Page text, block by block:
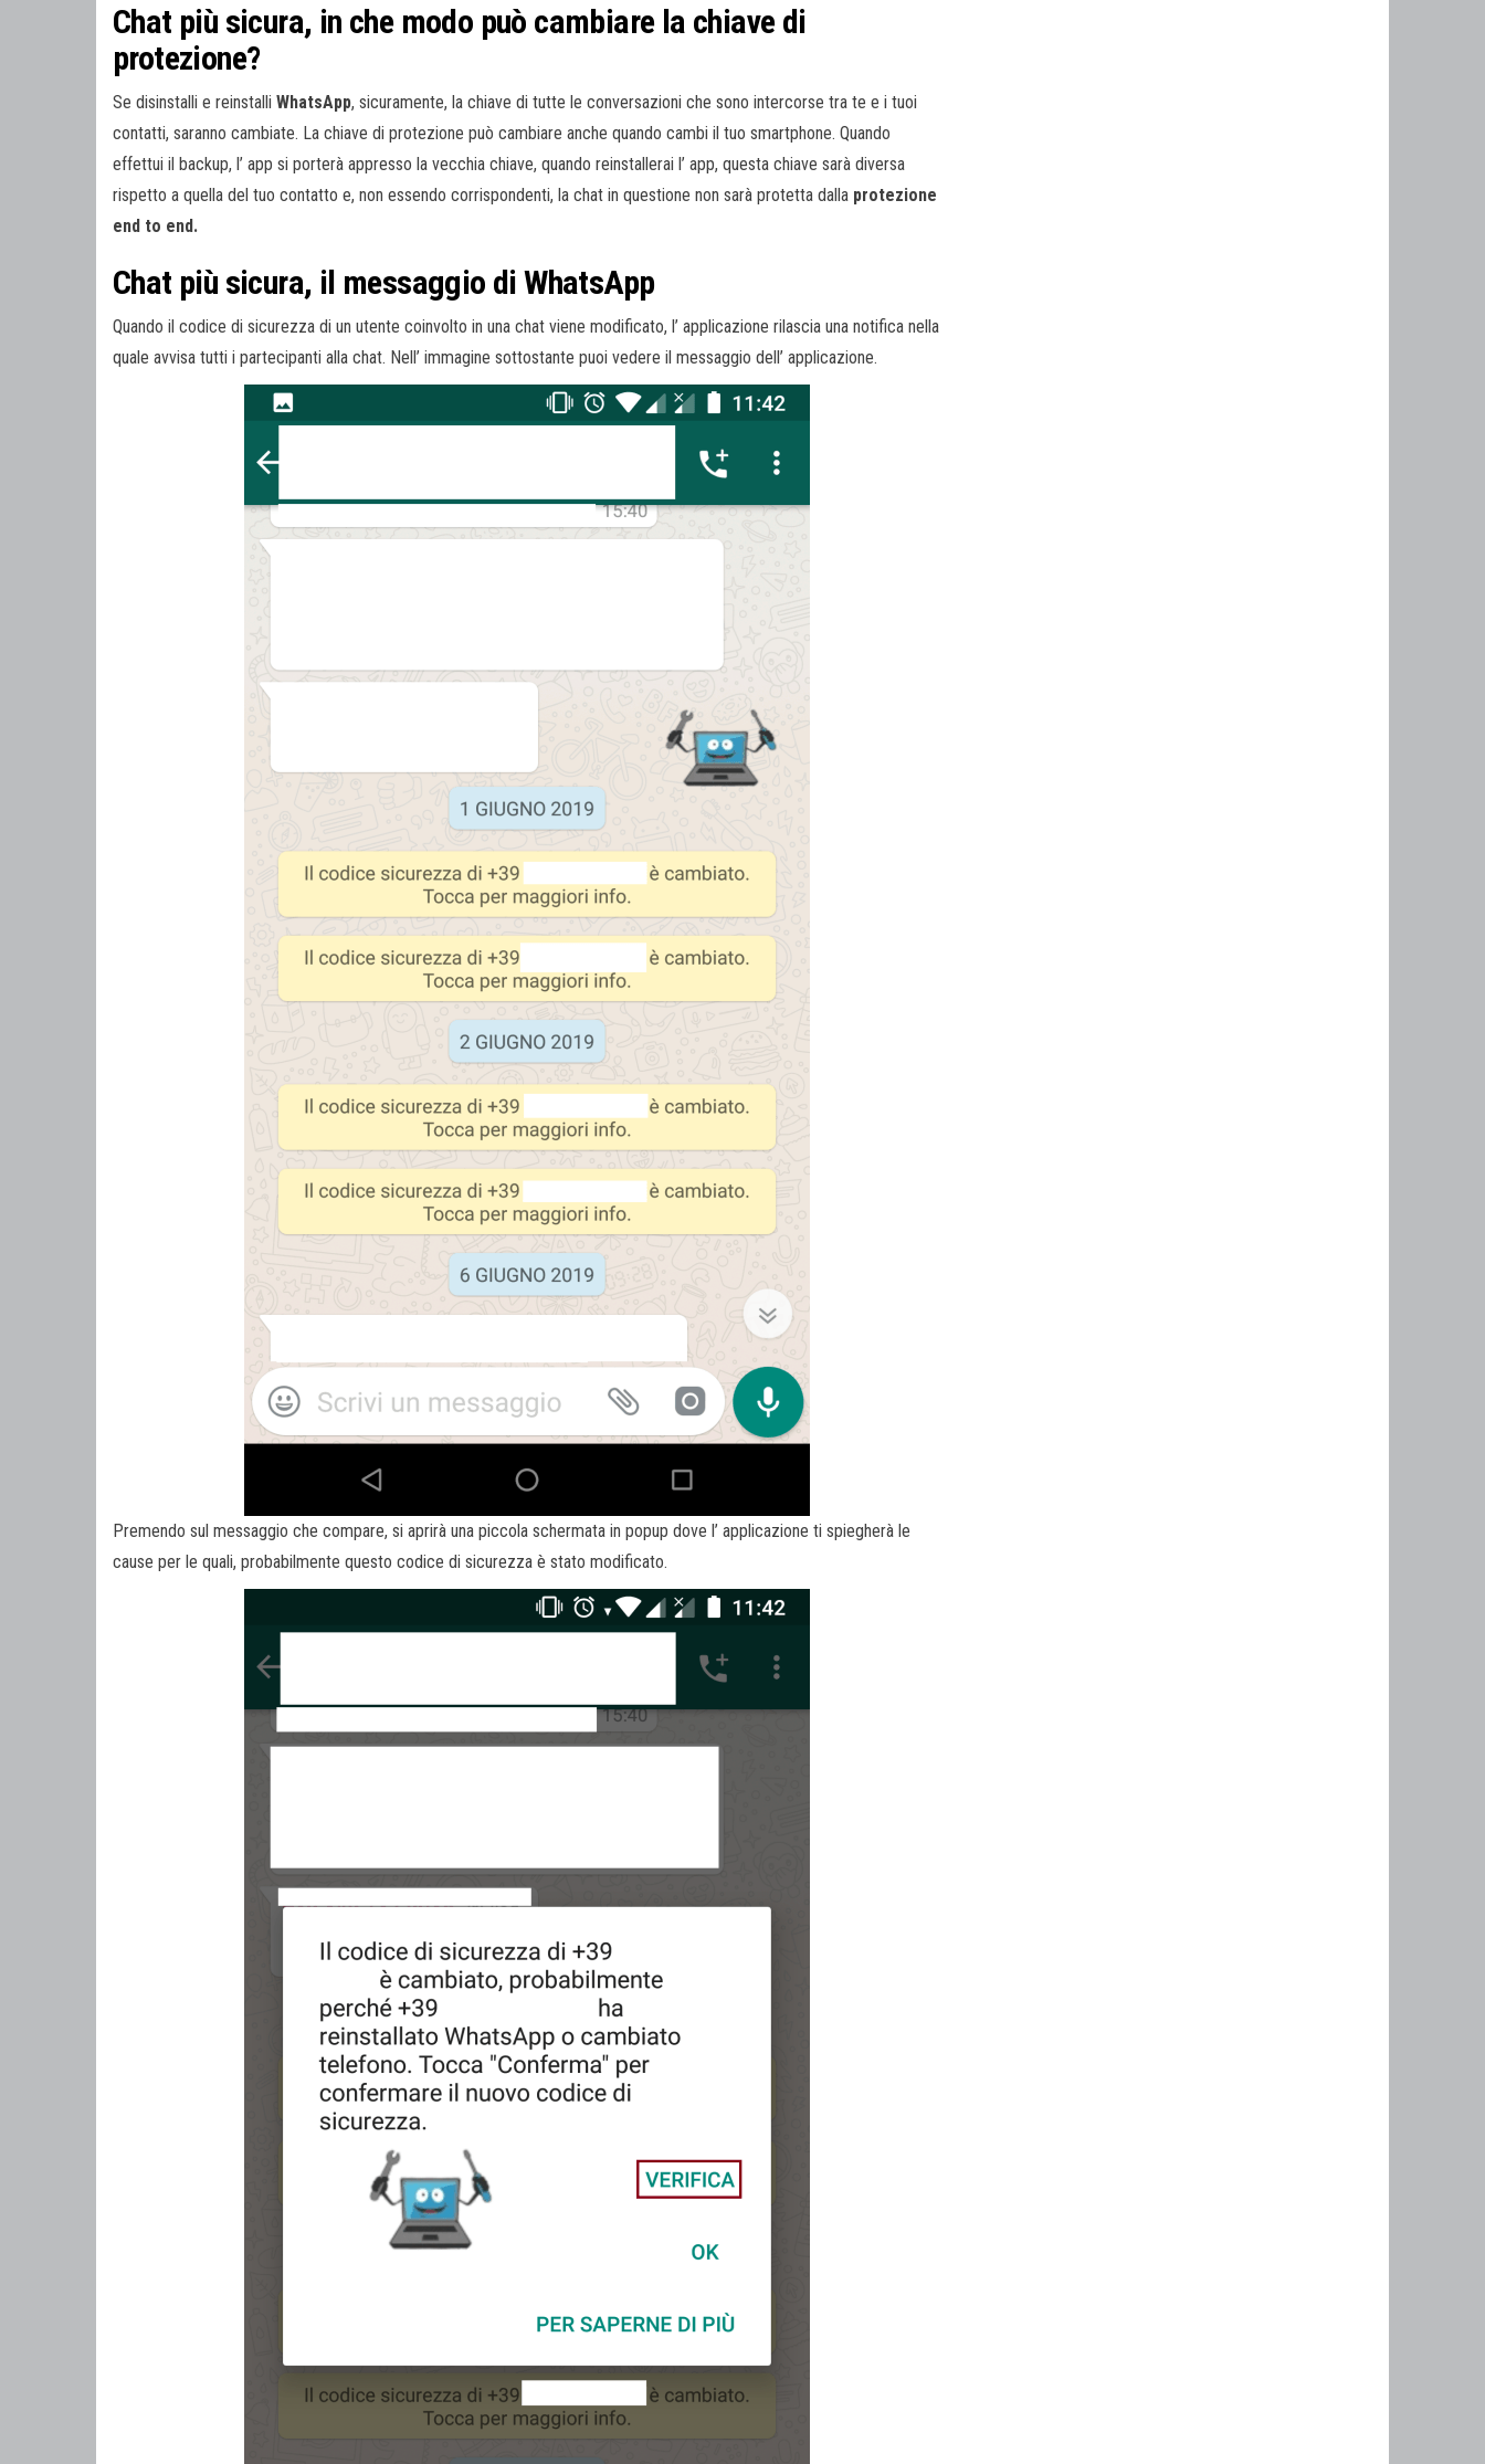
Chat più sicura, in che modo può cambiare la chiave di
protezione?
Se disinstalli e reinstalli WhatsApp, sicuramente, la chiave di tutte le conversazioni che sono intercorse tra te e i tuoi
contatti, saranno cambiate. La chiave di protezione può cambiare anche quando cambi il tuo smartphone. Quando
effettui il backup, l’ app si porterà appresso la vecchia chiave, quando reinstallerai l’ app, questa chiave sarà diversa
rispetto a quella del tuo contatto e, non essendo corrispondenti, la chat in questione non sarà protetta dalla protezione
end to end.
Chat più sicura, il messaggio di WhatsApp
Quando il codice di sicurezza di un utente coinvolto in una chat viene modificato, l’ applicazione rilascia una notifica nella
quale avvisa tutti i partecipanti alla chat. Nell’ immagine sottostante puoi vedere il messaggio dell’ applicazione.
Premendo sul messaggio che compare, si aprirà una piccola schermata in popup dove l’ applicazione ti spiegherà le
cause per le quali, probabilmente questo codice di sicurezza è stato modificato.